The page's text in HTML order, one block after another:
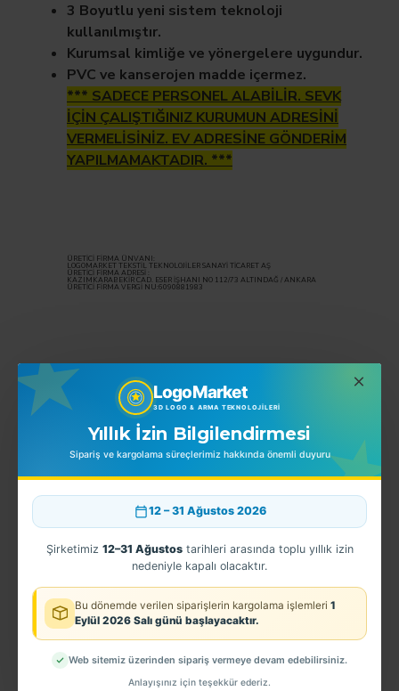
LogoMarket
3D LOGO & ARMA TEKNOLOJILERI
Yıllık İzin Bilgilendirmesi
Sipariş ve kargolama süreçlerimiz hakkında önemli duyuru
12 – 31 Ağustos 2026
Şirketimiz 12–31 Ağustostarihleri arasında toplu yıllık izin
nedeniyle kapalı olacaktır.
Bu dönemde verilen siparişlerin kargolama işlemleri 1
Eylül 2026 Salı günü başlayacaktır.
Web sitemiz üzerinden sipariş vermeye devam edebilirsiniz.
Anlayışınız için teşekkür ederiz.
3 Boyutlu yeni sistem teknoloji
kullanılmıştır.
Kurumsal kimliğe ve yönergelere uygundur.
PVC ve kanserojen madde içermez.
*** SADECE PERSONEL ALABİLİR. SEVK
İÇİN ÇALIŞTIĞINIZ KURUMUN ADRESİNİ
VERMELİSİNİZ. EV ADRESİNE GÖNDERİM
YAPILMAMAKTADIR. ***
ÜRETİCİ FİRMA ÜNVANI:
LOGOMARKET TEKSTİL TEKNOLOJİLER SANAYİ TİCARET AŞ
ÜRETİCİ FİRMA ADRESİ :
KAZIMKARABEKİR CAD. ESER İŞHANI NO 112/73 ALTINDAĞ / ANKARA
ÜRETİCİ FİRMA VERGİ NU:6090881983
YORUMLAR
BENZER ÜRÜNLER EN ÇOK SATINLANLAR
EGM - 3D Bekçi Göğüs Arması - TPU